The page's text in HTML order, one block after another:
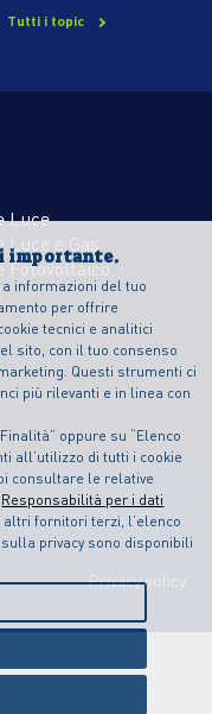
importante.
informazioni del tuo
per offrire
tecnici e analitici
sito, con il tuo consenso
Questi strumenti ci
più rilevanti e in linea con
oppure su “Elenco
all’utilizzo di tutti i cookie
consultare le relative
Responsabilità per i dati
fornitori terzi, l’elenco
privacy sono disponibili
Tutti i topic
Luce
Luce e Gas
Fotovoltaico
Privacy policy